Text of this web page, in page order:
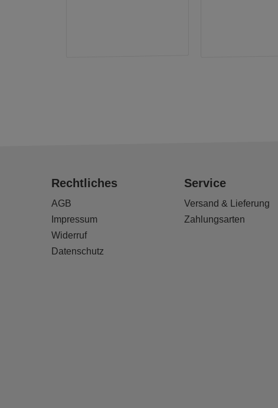
Rechtliches
AGB
Impressum
Widerruf
Datenschutz
Service
Versand & Lieferung
Zahlungsarten